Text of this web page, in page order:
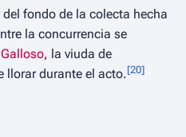
fondo de la colecta hecha
la concurrencia se
, la viuda de
llorar durante el acto.[20]